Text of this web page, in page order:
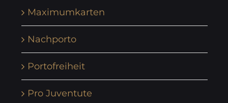
Maximumkarten
Nachporto
Portofreiheit
Pro Juventute